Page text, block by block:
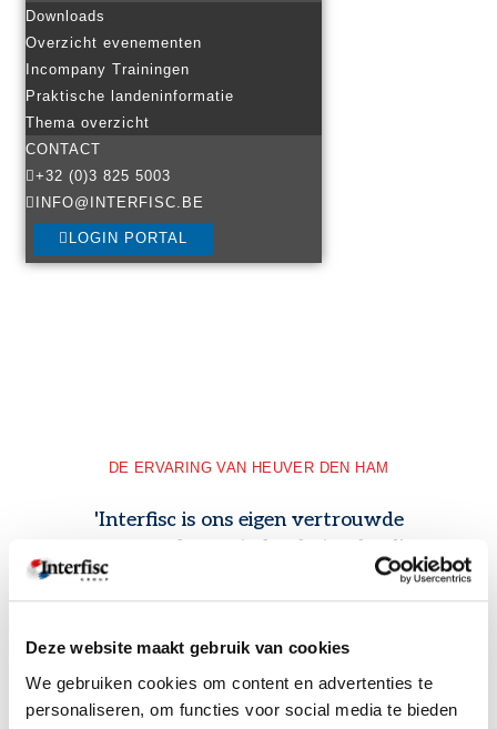
Deze website maakt gebruik van cookies
We gebruiken cookies om content en advertenties te
personaliseren, om functies voor social media te bieden
Downloads
Overzicht evenementen
Incompany Trainingen
Praktische landeninformatie
Thema overzicht
CONTACT
+32 (0)3 825 5003
INFO@INTERFISC.BE
LOGIN PORTAL
DE ERVARING VAN HEUVER DEN HAM
'Interfisc is ons eigen vertrouwde
aanspreekpunt in het buitenland'
besteden, zodat wij elke maand sneller klaar zijn en nog maar met
één partij hoeven te schakelen wanneer we vragen hadden.